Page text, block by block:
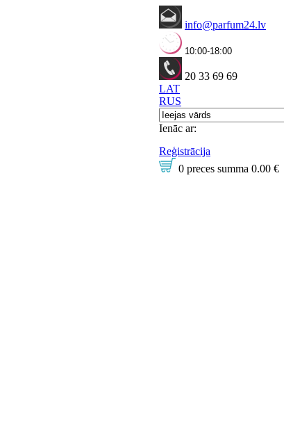
info@parfum24.lv
10:00-18:00
20 33 69 69
LAT
RUS
Ienāc ar:
Reģistrācija
0 preces summa 0.00 €